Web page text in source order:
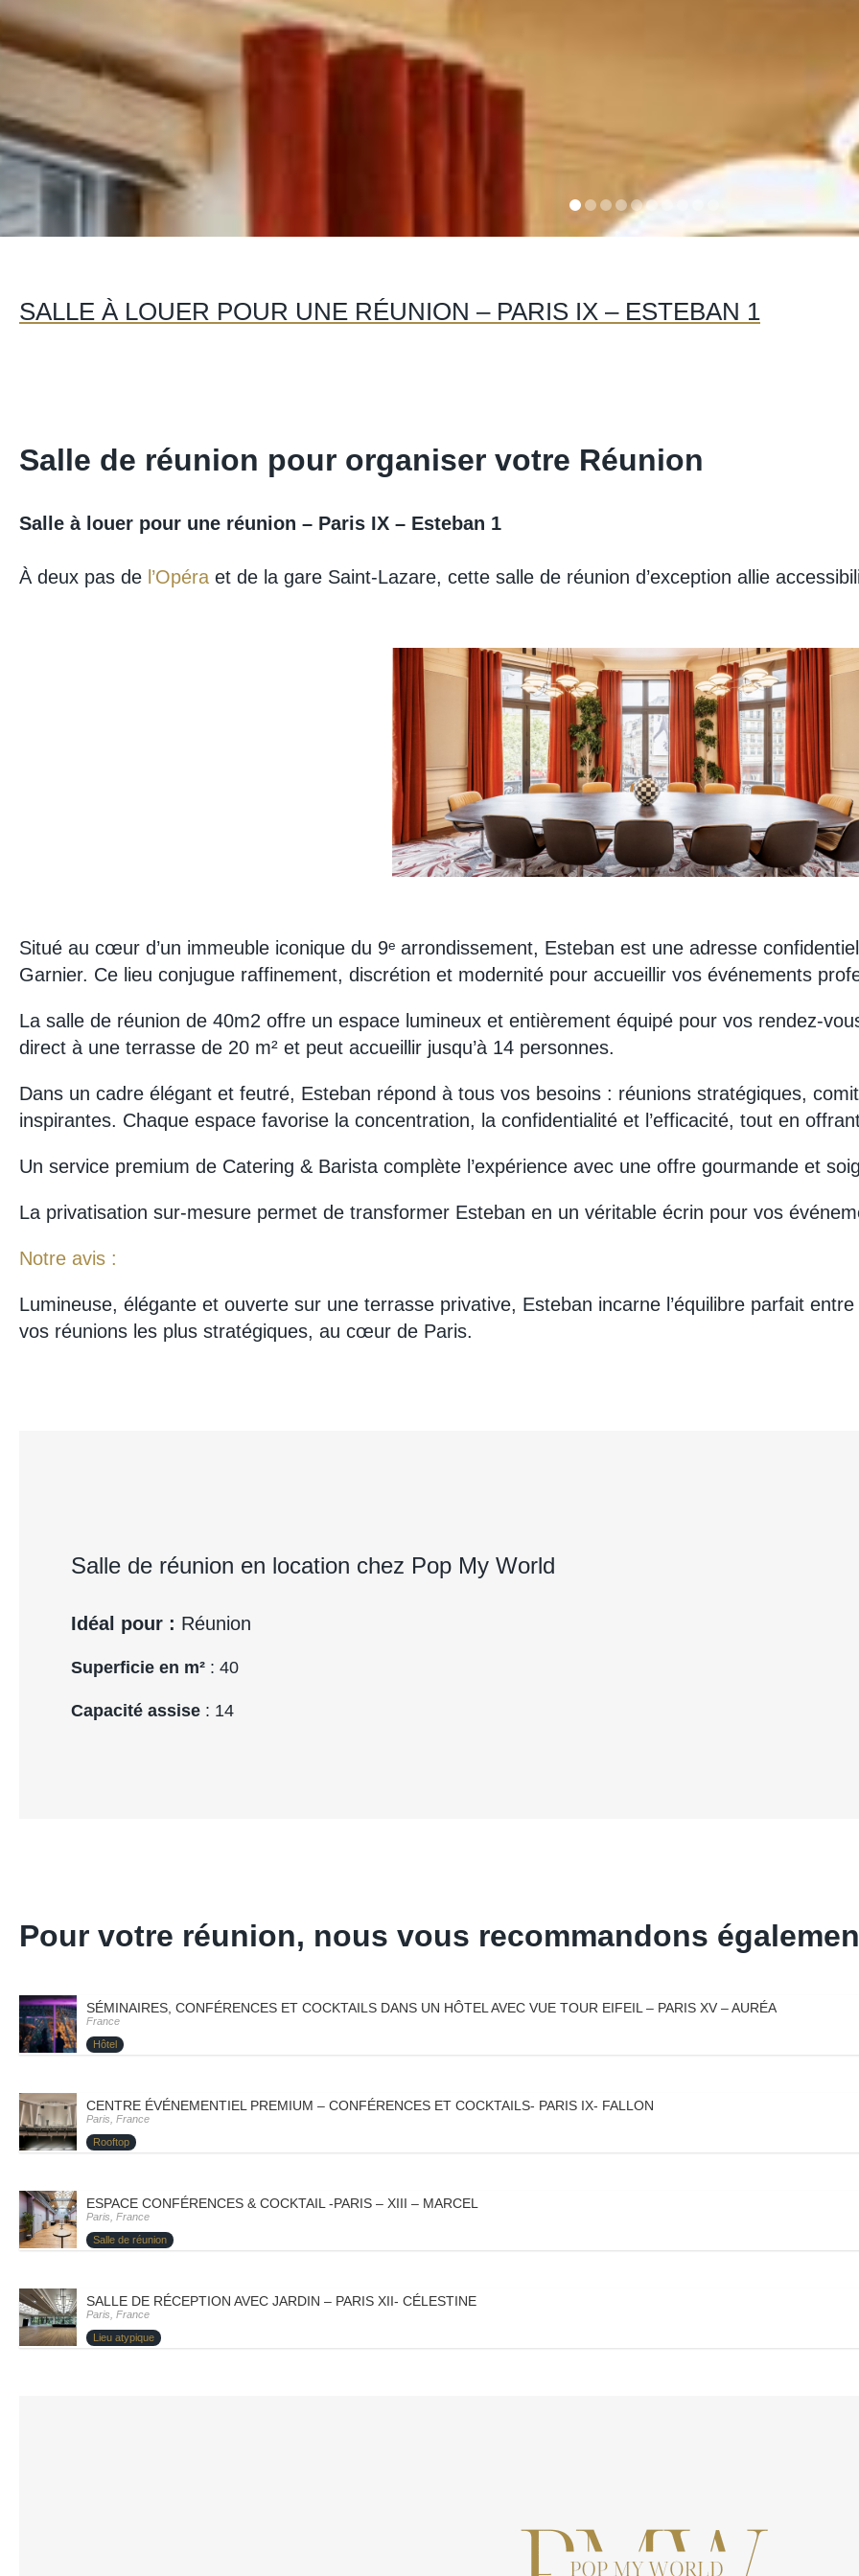
SALLE À LOUER POUR UNE RÉUNION – PARIS IX – ESTEBAN 1
Salle de réunion pour organiser votre Réunion
Salle à louer pour une réunion – Paris IX – Esteban 1
À deux pas de l’Opéra et de la gare Saint-Lazare, cette salle de réunion d’exception allie
Situé au cœur d’un immeuble iconique du 9ᵉ arrondissement, Esteban est une adresse
Garnier. Ce lieu conjugue raffinement, discrétion et modernité pour accueillir vos événements
La salle de réunion de 40m2 offre un espace lumineux et entièrement équipé pour vos rendez-
direct à une terrasse de 20 m² et peut accueillir jusqu’à 14 personnes.
Dans un cadre élégant et feutré, Esteban répond à tous vos besoins : réunions stratégiques,
inspirantes. Chaque espace favorise la concentration, la confidentialité et l’efficacité, tout en
Un service premium de Catering & Barista complète l’expérience avec une offre gourmande et
La privatisation sur-mesure permet de transformer Esteban en un véritable écrin pour vos
Notre avis :
Lumineuse, élégante et ouverte sur une terrasse privative, Esteban incarne l’équilibre parfait
vos réunions les plus stratégiques, au cœur de Paris.
Salle de réunion en location chez Pop My World
Idéal pour : Réunion
Superficie en m² : 40
Capacité assise : 14
Pour votre réunion, nous vous recommandons
SÉMINAIRES, CONFÉRENCES ET COCKTAILS DANS UN HÔTEL AVEC VUE TOUR EIFEIL – PARIS XV – AURÉA
France
Hôtel
CENTRE ÉVÉNEMENTIEL PREMIUM – CONFÉRENCES ET COCKTAILS- PARIS IX- FALLON
Paris, France
Rooftop
ESPACE CONFÉRENCES & COCKTAIL -PARIS – XIII – MARCEL
Paris, France
Salle de réunion
SALLE DE RÉCEPTION AVEC JARDIN – PARIS XII- CÉLESTINE
Paris, France
Lieu atypique